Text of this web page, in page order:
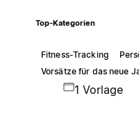
Top-Kategorien
Fitness-Tracking
Vorsätze für das neue
1 Vorlage